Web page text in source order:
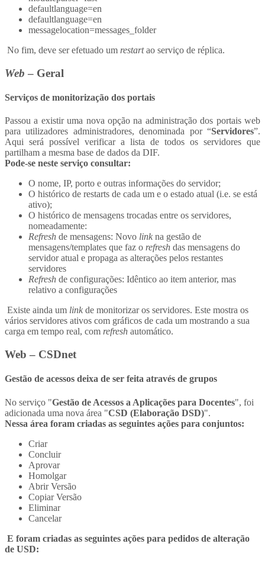
defaultlanguage=en
defaultlanguage=en
messagelocation=messages_folder
No fim, deve ser efetuado um restartao serviço de réplica.
Web – Geral
Serviços de monitorização dos portais
Passou a existir uma nova opção na administração dos portais web
para utilizadores administradores, denominada por “Servidores”.
Aqui será possível verificar a lista de todos os servidores que
partilham a mesma base de dados da DIF.
Pode-se neste serviço consultar:
O nome, IP, porto e outras informações do servidor;
O histórico de restarts de cada um e o estado atual (i.e. se está
ativo);
O histórico de mensagens trocadas entre os servidores,
nomeadamente:
Refresh de mensagens: Novo link na gestão de
mensagens/templates que faz o refresh das mensagens do
servidor atual e propaga as alterações pelos restantes
servidores
Refresh de configurações: Idêntico ao item anterior, mas
relativo a configurações
Existe ainda um link de monitorizar os servidores. Este mostra os
vários servidores ativos com gráficos de cada um mostrando a sua
carga em tempo real, com refresh automático.
Web – CSDnet
Gestão de acessos deixa de ser feita através de grupos
No serviço "Gestão de Acessos a Aplicações para Docentes", foi
adicionada uma nova área "CSD (Elaboração DSD)".
Nessa área foram criadas as seguintes ações para conjuntos:
Criar
Concluir
Aprovar
Homolgar
Abrir Versão
Copiar Versão
Eliminar
Cancelar
E foram criadas as seguintes ações para pedidos de alteração
de USD: